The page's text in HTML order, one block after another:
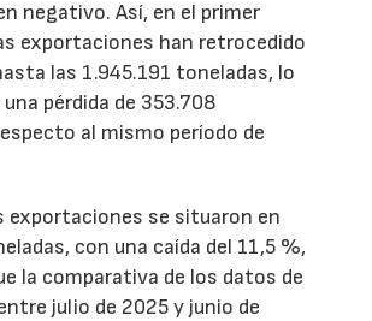
negativo. Así, en el primer
exportaciones han retrocedido
las 1.945.191 toneladas, lo
pérdida de 353.708
al mismo período de
exportaciones se situaron en
con una caída del 11,5 %,
la comparativa de los datos de
julio de 2025 y junio de